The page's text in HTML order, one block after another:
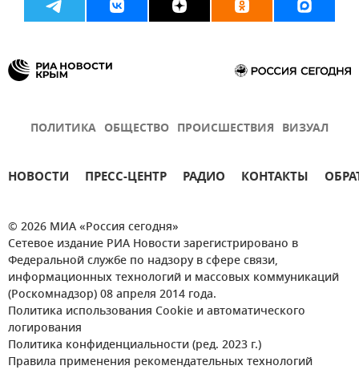
ПОЛИТИКА ОБЩЕСТВО ПРОИСШЕСТВИЯ ВИЗУАЛ
НОВОСТИ ПРЕСС-ЦЕНТР РАДИО КОНТАКТЫ
© 2026 МИА «Россия сегодня»
Сетевое издание РИА Новости зарегистрировано в
Федеральной службе по надзору в сфере связи,
информационных технологий и массовых коммуникаций
(Роскомнадзор) 08 апреля 2014 года.
Политика использования Cookie и автоматического
логирования
Политика конфиденциальности (ред. 2023 г.)
Правила применения рекомендательных технологий